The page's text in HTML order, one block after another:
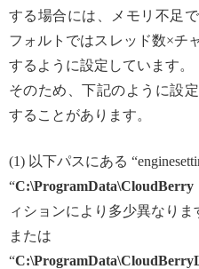
する場合には、メモリ不足
フォルトではスレッド数×チ
するように設定しています。
そのため、下記のように設
することがあります。
(1) 以下パスにある
“
ィションにより多少異なりま
または
“